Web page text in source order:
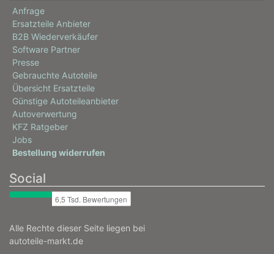
Anfrage
Ersatzteile Anbieter
B2B Wiederverkäufer
Software Partner
Presse
Gebrauchte Autoteile
Übersicht Ersatzteile
Günstige Autoteileanbieter
Autoverwertung
KFZ Ratgeber
Jobs
Bestellung widerrufen
Social
Alle Rechte dieser Seite liegen bei
autoteile-markt.de